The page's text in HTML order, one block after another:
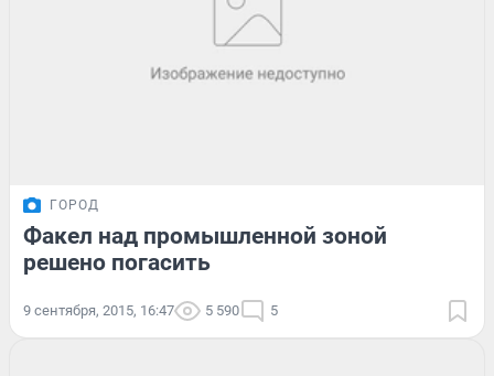
ГОРОД
Факел над промышленной зоной
решено погасить
9 сентября, 2015, 16:47 5 590 5